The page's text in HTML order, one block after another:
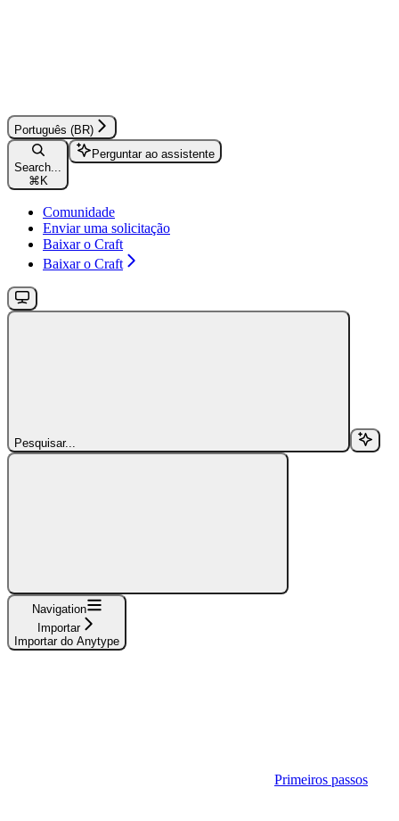
Português (BR)
Search...
⌘K
Perguntar ao assistente
Comunidade
Enviar uma solicitação
Baixar o Craft
Baixar o Craft
Pesquisar...
Navigation
Importar
Importar do Anytype
Primeiros passos